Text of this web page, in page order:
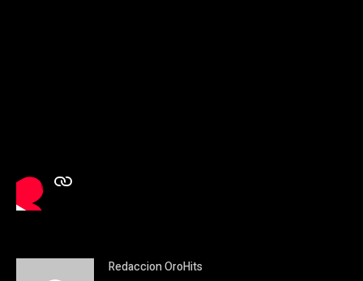
Redaccion OroHits